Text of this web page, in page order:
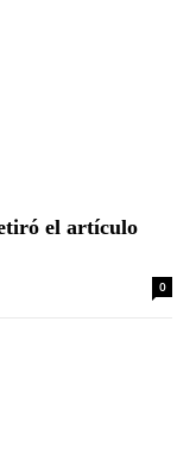
el artículo
0